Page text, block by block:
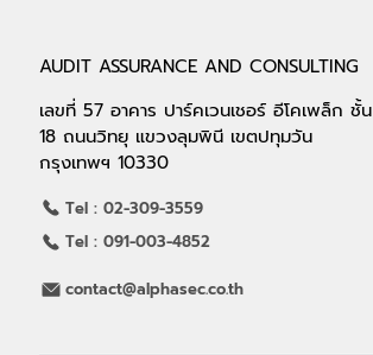
AUDIT ASSURANCE AND CONSULTING
เลขที่ 57 อาคาร ปาร์คเวนเชอร์ อีโคเพล็ก ชั้น
18 ถนนวิทยุ แขวงลุมพินี เขตปทุมวัน
กรุงเทพฯ 10330
contact@alphasec.co.th
Tel : 02-309-3559
Tel : 091-003-4852